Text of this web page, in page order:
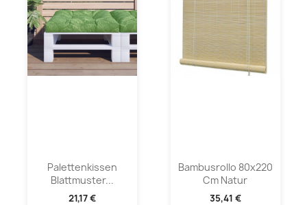
Palettenkissen
Blattmuster...
21,17 €
Bambusrollo 80x220
Cm Natur
35,41 €